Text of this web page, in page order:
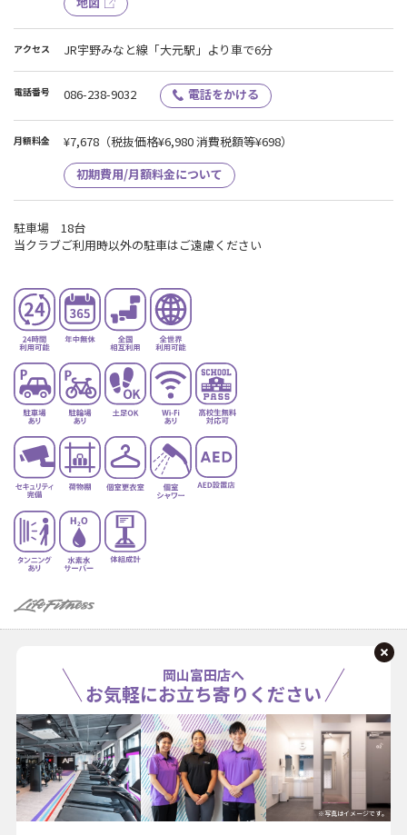
アクセス JR宇野みなと線「大元駅」より車で6分
電話番号 086-238-9032 電話をかける
月額料金 ¥7,678 （税抜価格¥6,980 消費税額等¥698）
初期費用/月額料金について
駐車場 18台
当クラブご利用時以外の駐車はご遠慮ください
岡山富田店へ
お気軽にお立ち寄りください
※写真はイメージです。